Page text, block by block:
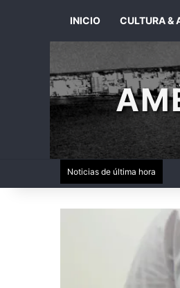
INICIO CULTURA &
Noticias de última hora